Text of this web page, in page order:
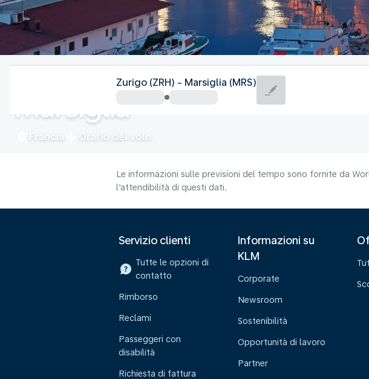
Marsiglia
Francia Orario del volo
Zurigo (ZRH) - Marsiglia (MRS)
Le informazioni sulle previsioni del tempo sono fornite da
l’attendibilità di questi dati.
Servizio clienti
Tutte le opzioni di
contatto
Rimborso
Reclami
Passeggeri con
disabilità
Richiesta di fattura
Informazioni su
KLM
Corporate
Newsroom
Sostenibilità
Opportunità di lavoro
Partner